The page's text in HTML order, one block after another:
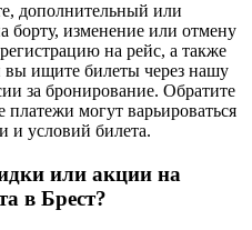
дополнительный или
борту, изменение или отмену
на рейс, а также
вы ищите билеты через нашу
за бронирование. Обратите
могут варьироваться
и условий билета.
или акции на
в Брест?